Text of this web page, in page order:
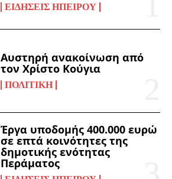
ΕΙΔΉΣΕΙΣ ΗΠΕΊΡΟΥ
Αυστηρή ανακοίνωση από
τον Χρίστο Κούγια
ΠΟΛΙΤΙΚΉ
Έργα υποδομής 400.000 ευρώ
σε επτά κοινότητες της
δημοτικής ενότητας
Περάματος